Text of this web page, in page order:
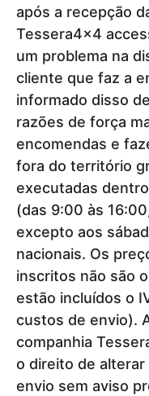
após a recepção
Tessera4x4
um problema na
cliente que faz a
informado disso
razões de força
encomendas e
fora do território
executadas
(das 9:00 às
excepto aos
nacionais. Os
inscritos não são
estão incluídos o
custos de envio).
companhia
o direito de
envio sem aviso